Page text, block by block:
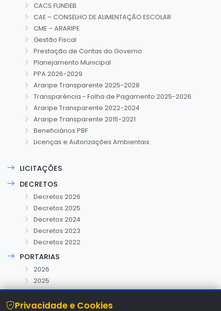
CACS FUNDEB
CAE – CONSELHO DE ALIMENTAÇÃO ESCOLAR
CME – ARARIPE
Gestão Fiscal
Prestação de Contas do Governo
Planejamento Municipal
PPA 2026-2029
Araripe Transparente 2025-2028
Transparência - Folha de Pagamento 2025-2026
Araripe Transparente 2022-2024
Araripe Transparente 2015-2021
Beneficiários PBF
Licenças e Autorizações Ambientais
LICITAÇÕES
DECRETOS
Decretos 2026
Decretos 2025
Decretos 2024
Decretos 2023
Decretos 2022
PORTARIAS
2026
2025
Privacidade e Cookies